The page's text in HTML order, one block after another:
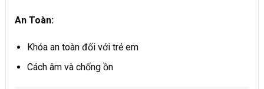
An Toàn:
Khóa an toàn đối với trẻ em
Cách âm và chống ồn